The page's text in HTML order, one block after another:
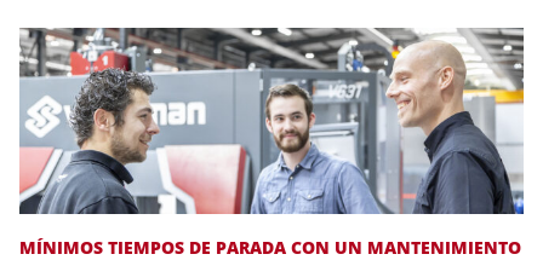
MÍNIMOS TIEMPOS DE PARADA CON UN MANTENIMIENTO